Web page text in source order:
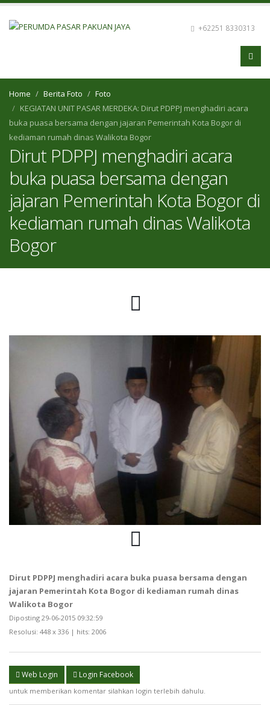
+62251 8330313
Home Berita Foto
Foto
KEGIATAN UNIT PASAR MERDEKA: Dirut PDPPJ menghadiri acara
buka puasa bersama dengan jajaran Pemerintah Kota Bogor di
kediaman rumah dinas Walikota Bogor
Dirut PDPPJ menghadiri acara
buka puasa bersama dengan
jajaran Pemerintah Kota Bogor di
kediaman rumah dinas Walikota
Bogor
Dirut PDPPJ menghadiri acara buka puasa bersama dengan
jajaran Pemerintah Kota Bogor di kediaman rumah dinas
Walikota Bogor
Diposting 29-06-2015 09:32:59
Resolusi: 448 x 336 | hits: 2006
Web Login Login Facebook
untuk memberikan komentar silahkan login terlebih dahulu.